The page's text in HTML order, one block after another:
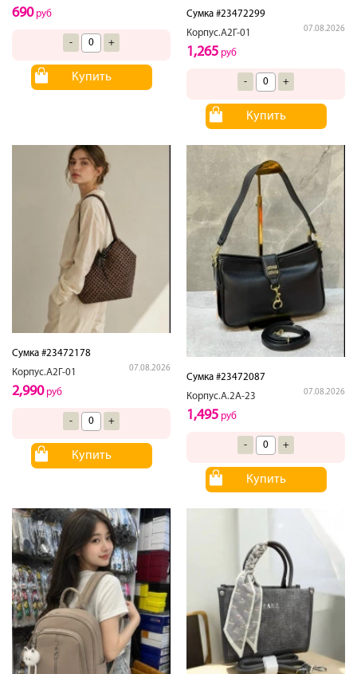
690руб
- +
Купить
Сумка #23472299
Корпус.А2Г-01
07.08.2026
1,265 руб
- +
Купить
Сумка #23472178
Корпус.А2Г-01
07.08.2026
2,990руб
- +
Купить
Сумка #23472087
Корпус.А.2А-23
07.08.2026
1,495 руб
- +
Купить